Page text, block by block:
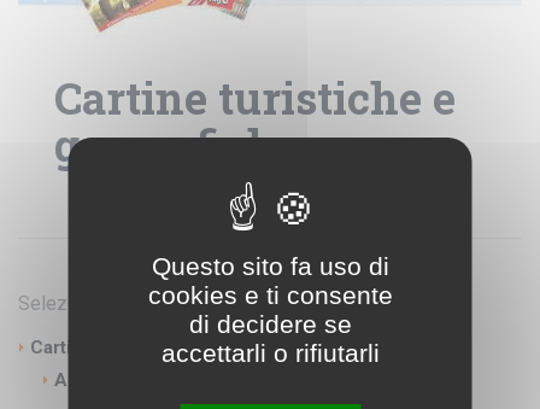
Cartine turistiche e
geografiche
Seleziona categorie
Cartine turistiche e geografiche
America
Questo sito fa uso di
cookies e ti consente
di decidere se
accettarli o rifiutarli